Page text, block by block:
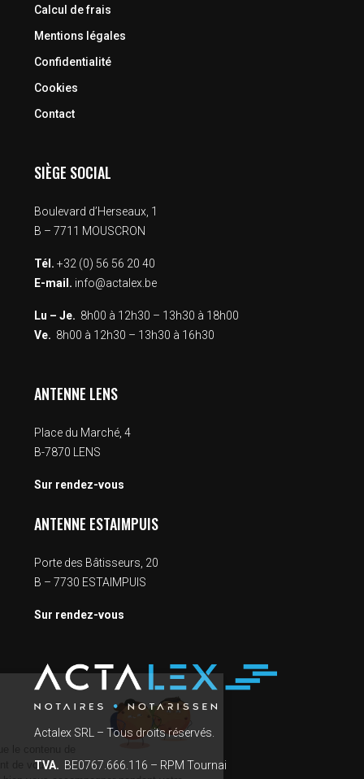
Calcul de frais
Mentions légales
Confidentialité
Cookies
Contact
SIÈGE SOCIAL
Boulevard d’Herseaux, 1
B – 7711 MOUSCRON
Tél. +32 (0) 56 56 20 40
E-mail. info@actalex.be
Lu – Je. 8h00 à 12h30 – 13h30 à 18h00
Ve. 8h00 à 12h30 – 13h30 à 16h30
ANTENNE LENS
Place du Marché, 4
B-7870 LENS
Sur rendez-vous
ANTENNE ESTAIMPUIS
Porte des Bâtisseurs, 20
B – 7730 ESTAIMPUIS
Sur rendez-vous
Actalex SRL – Tous droits réservés.
TVA. BE0767.666.116 – RPM Tournai
Salut c'est nous...
les Cookies !
ce site vous intéresse avant de vous